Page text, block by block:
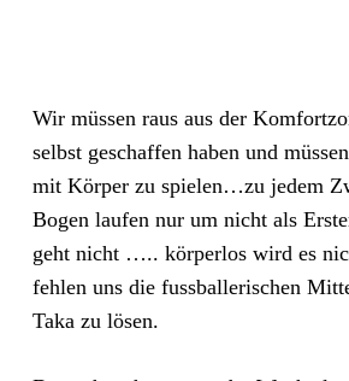
Wir müssen raus aus der
selbst geschaffen haben und
mit Körper zu spielen…zu jedem
Bogen laufen nur um nicht als
geht nicht ….. körperlos wird es
fehlen uns die fussballerischen
Taka zu lösen.